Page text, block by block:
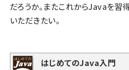
だろうか。またこれからJavaを習
いただきたい。
はじめてのJava入門